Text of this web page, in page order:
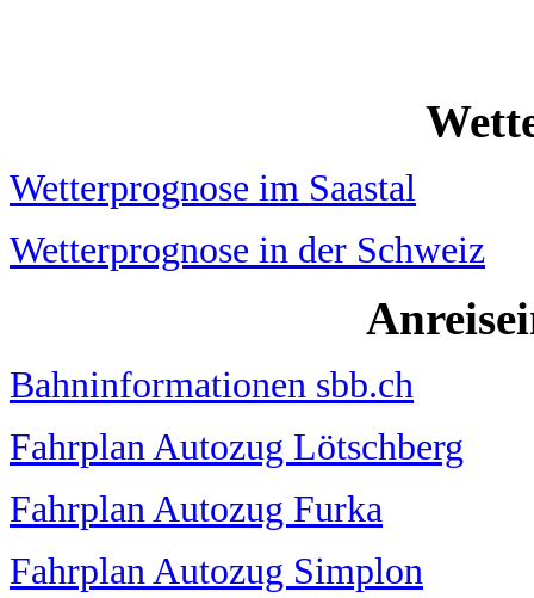
Wetterprognose im Saastal
Wetterprognose in der Schweiz
Bahninformationen sbb.ch
Fahrplan Autozug Lötschberg
Fahrplan Autozug Furka
Fahrplan Autozug Simplon